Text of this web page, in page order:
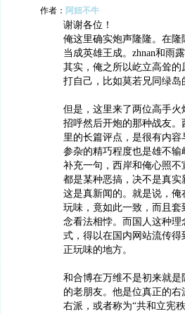
作者： 阿妞不牛
谢谢各位！
俺这里确实炮声隆隆。在
当成英雄王成。zhnan和雨
其实，俺之所以屹立高耸
打自己，比如莫若兄同绿岛
但是，这里来了两位高手火
招呼然后开炮的那种战友
里的长篇评点，是很有内
参杂的精巧程度也是雄不输
补充一句，西岸和俺心照
都是某种恶搞，决不是真
这是真新闻的。就是说，
玩味，竟如此一致，而且
念看法相悖。而国人这种理
式，得以在国内网站流传
正玩味的地方。
和合博在万维不是初来就
的老朋友。他是位真正的
右派，或者称为“共和立宪